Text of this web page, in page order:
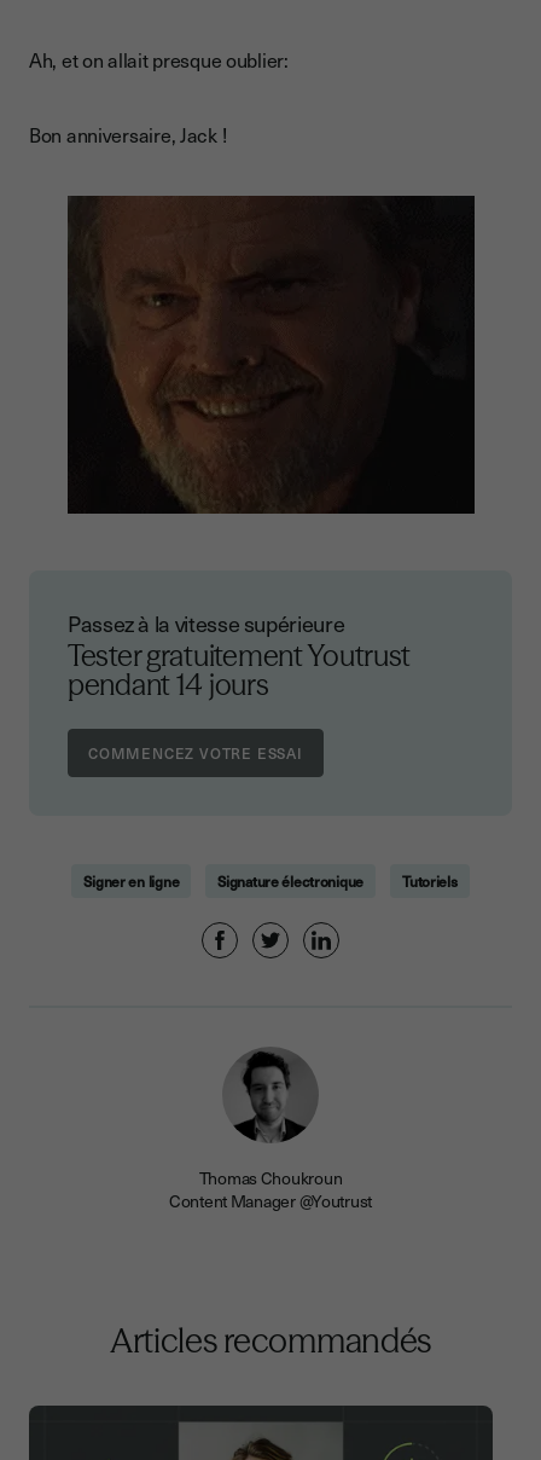
Ah, et on allait presque oublier:
Bon anniversaire, Jack !
Passez à la vitesse supérieure
Tester gratuitement Youtrust
pendant 14 jours
Signer en ligne Signature électronique Tutoriels
Thomas Choukroun
Content Manager @Youtrust
Articles recommandés